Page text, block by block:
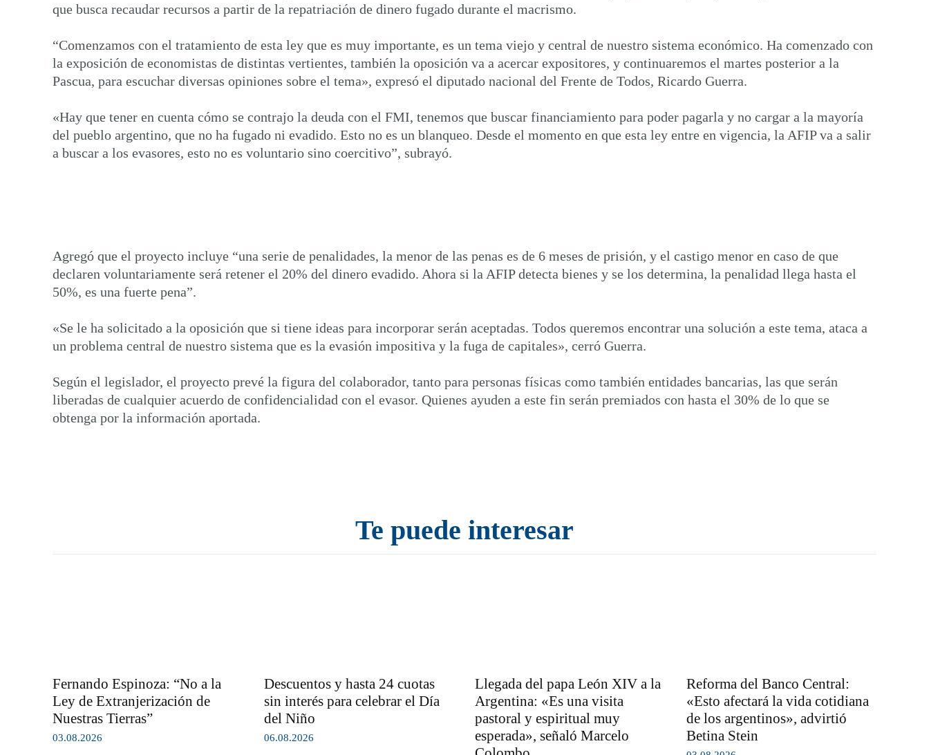
que busca recaudar recursos a partir de la repatriación de dinero fugado durante el macrismo.
“Comenzamos con el tratamiento de esta ley que es muy importante, es un tema viejo y central de nuestro sistema económico. Ha comenzado con
la exposición de economistas de distintas vertientes, también la oposición va a acercar expositores, y continuaremos el martes posterior a la
Pascua, para escuchar diversas opiniones sobre el tema», expresó el diputado nacional del Frente de Todos, Ricardo Guerra.
«Hay que tener en cuenta cómo se contrajo la deuda con el FMI, tenemos que buscar financiamiento para poder pagarla y no cargar a la mayoría
del pueblo argentino, que no ha fugado ni evadido. Esto no es un blanqueo. Desde el momento en que esta ley entre en vigencia, la AFIP va a salir
a buscar a los evasores, esto no es voluntario sino coercitivo”, subrayó.
Agregó que el proyecto incluye “una serie de penalidades, la menor de las penas es de 6 meses de prisión, y el castigo menor en caso de que
declaren voluntariamente será retener el 20% del dinero evadido. Ahora si la AFIP detecta bienes y se los determina, la penalidad llega hasta el
50%, es una fuerte pena”.
«Se le ha solicitado a la oposición que si tiene ideas para incorporar serán aceptadas. Todos queremos encontrar una solución a este tema, ataca a
un problema central de nuestro sistema que es la evasión impositiva y la fuga de capitales», cerró Guerra.
Según el legislador, el proyecto prevé la figura del colaborador, tanto para personas físicas como también entidades bancarias, las que serán
liberadas de cualquier acuerdo de confidencialidad con el evasor. Quienes ayuden a este fin serán premiados con hasta el 30% de lo que se
obtenga por la información aportada.
Te puede interesar
Fernando Espinoza: “No a la
Ley de Extranjerización de
Nuestras Tierras”
03.08.2026
Descuentos y hasta 24 cuotas
sin interés para celebrar el Día
del Niño
06.08.2026
Llegada del papa León XIV a la
Argentina: «Es una visita
pastoral y espiritual muy
esperada», señaló Marcelo
Reforma del Banco Central:
«Esto afectará la vida cotidiana
de los argentinos», advirtió
Betina Stein